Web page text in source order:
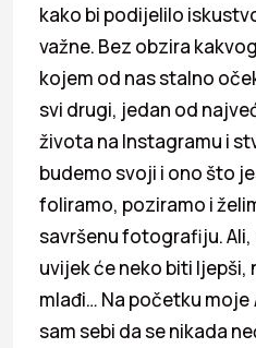
kako bi podijelilo
važne. Bez obzira
kojem od nas stalno
svi drugi, jedan od
života na Instagramu i
budemo svoji i ono što
foliramo, poziramo i
savršenu fotografiju. Ali,
uvijek će neko biti ljepši,
mlađi… Na početku moje
sam sebi da se nikada